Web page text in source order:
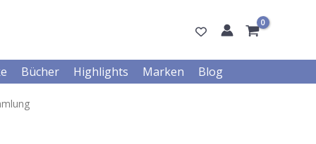
Bücher Highlights Marken Blog